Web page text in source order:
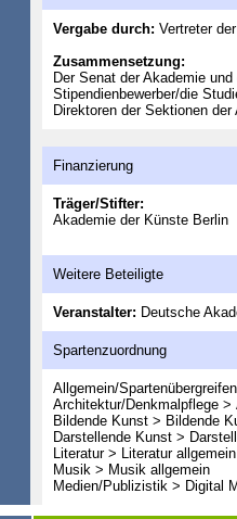
Vergabe durch: Vertreter
Zusammensetzung:
Der Senat der Akademie
Stipendienbewerber/die
Direktoren der Sektionen
Finanzierung
Träger/Stifter:
Akademie der Künste Berlin
Weitere Beteiligte
Veranstalter: Deutsche
Spartenzuordnung
Allgemein/
Architektur/Denkmalpflege
Bildende Kunst > Bildende
Darstellende Kunst >
Literatur > Literatur allgemein
Musik > Musik allgemein
Medien/Publizistik > Digital